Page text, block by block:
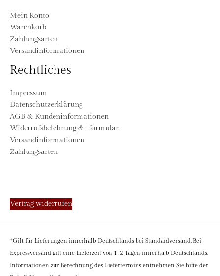
Mein Konto
Warenkorb
Zahlungsarten
Versandinformationen
Rechtliches
Impressum
Datenschutzerklärung
AGB & Kundeninformationen
Widerrufsbelehrung & -formular
Versandinformationen
Zahlungsarten
Vertrag widerrufen
*Gilt für Lieferungen innerhalb Deutschlands bei Standardversand. Bei
Expressversand gilt eine Lieferzeit von 1-2 Tagen innerhalb Deutschlands.
Informationen zur Berechnung des Liefertermins entnehmen Sie bitte der